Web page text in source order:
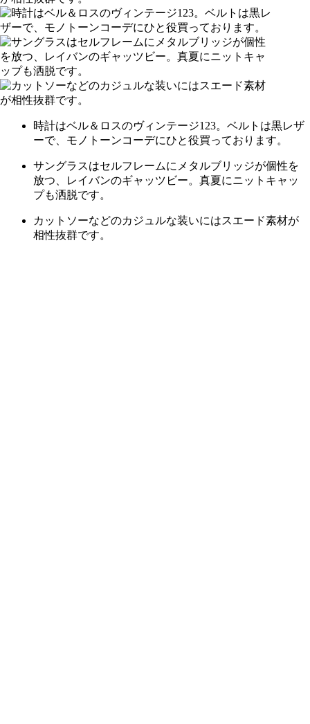
時計はベル＆ロスのヴィンテージ123。ベルトは黒レザ
ーで、モノトーンコーデにひと役買っております。
サングラスはセルフレームにメタルブリッジが個性を
放つ、レイバンのギャッツビー。真夏にニットキャッ
プも洒脱です。
カットソーなどのカジュルな装いにはスエード素材が
相性抜群です。